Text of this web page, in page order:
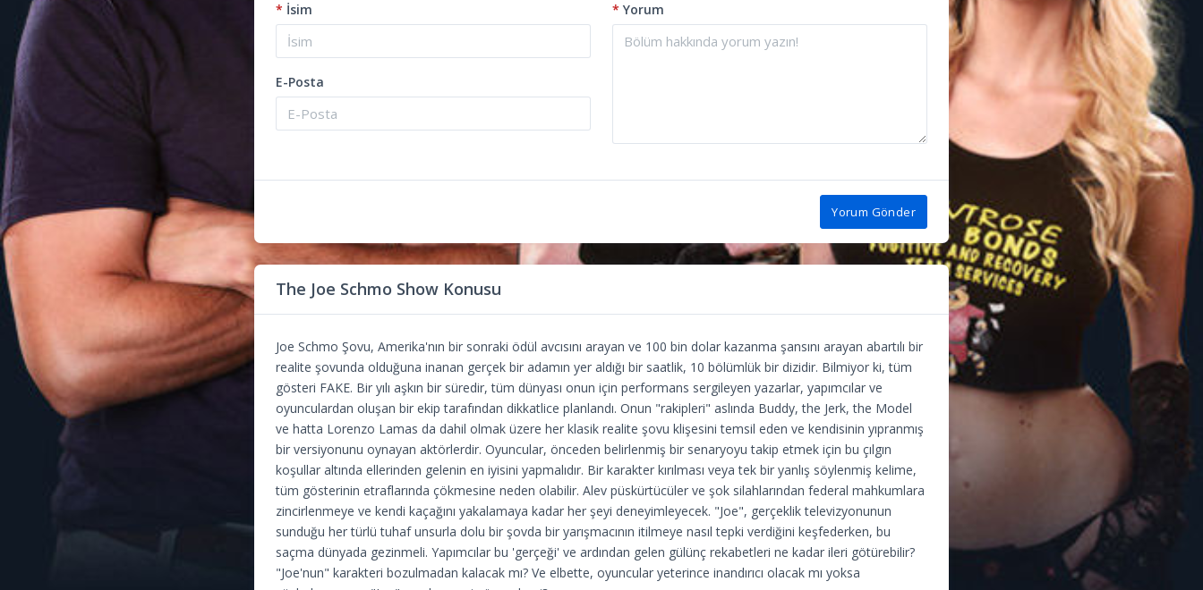
* İsim
E-Posta
* Yorum
Yorum Gönder
The Joe Schmo Show Konusu
Joe Schmo Şovu, Amerika'nın bir sonraki ödül avcısını arayan ve 100 bin dolar kazanma şansını arayan abartılı bir
realite şovunda olduğuna inanan gerçek bir adamın yer aldığı bir saatlik, 10 bölümlük bir dizidir. Bilmiyor ki, tüm
gösteri FAKE. Bir yılı aşkın bir süredir, tüm dünyası onun için performans sergileyen yazarlar, yapımcılar ve
oyunculardan oluşan bir ekip tarafından dikkatlice planlandı. Onun "rakipleri" aslında Buddy, the Jerk, the Model
ve hatta Lorenzo Lamas da dahil olmak üzere her klasik realite şovu klişesini temsil eden ve kendisinin yıpranmış
bir versiyonunu oynayan aktörlerdir. Oyuncular, önceden belirlenmiş bir senaryoyu takip etmek için bu çılgın
koşullar altında ellerinden gelenin en iyisini yapmalıdır. Bir karakter kırılması veya tek bir yanlış söylenmiş kelime,
tüm gösterinin etraflarında çökmesine neden olabilir. Alev püskürtücüler ve şok silahlarından federal mahkumlara
zincirlenmeye ve kendi kaçağını yakalamaya kadar her şeyi deneyimleyecek. "Joe", gerçeklik televizyonunun
sunduğu her türlü tuhaf unsurla dolu bir şovda bir yarışmacının itilmeye nasıl tepki verdiğini keşfederken, bu
saçma dünyada gezinmeli. Yapımcılar bu 'gerçeği' ve ardından gelen gülünç rekabetleri ne kadar ileri götürebilir?
"Joe'nun" karakteri bozulmadan kalacak mı? Ve elbette, oyuncular yeterince inandırıcı olacak mı yoksa